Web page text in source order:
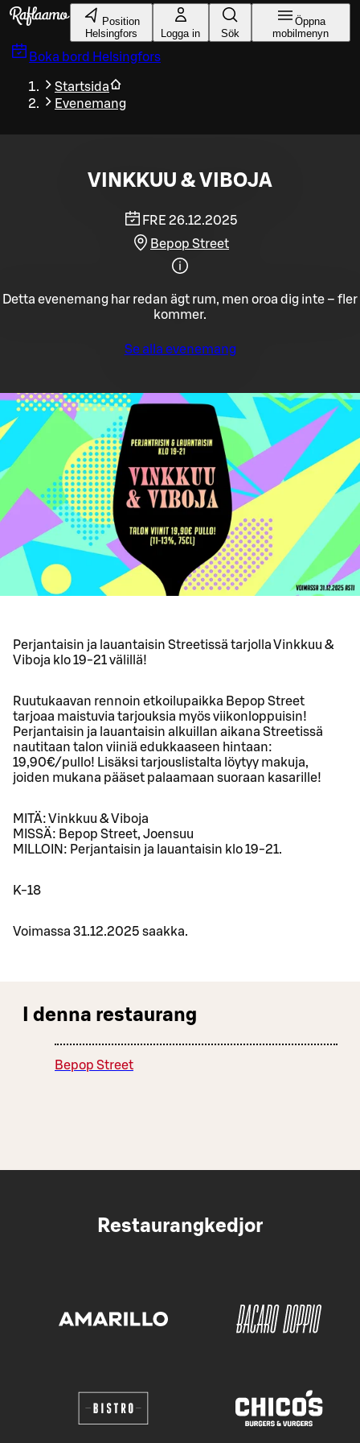
Gå till huvudinnehållet
Position
Helsingfors
Logga in Sök
Öppna
mobilmenyn
Boka bord Helsingfors
Startsida
Evenemang
VINKKUU & VIBOJA
FRE 26.12.2025
Bepop Street
Detta evenemang har redan ägt rum, men oroa dig inte – fler
kommer.
Se alla evenemang
Perjantaisin ja lauantaisin Streetissä tarjolla Vinkkuu &
Viboja klo 19-21 välillä!
Ruutukaavan rennoin etkoilupaikka Bepop Street
tarjoaa maistuvia tarjouksia myös viikonloppuisin!
Perjantaisin ja lauantaisin alkuillan aikana Streetissä
nautitaan talon viiniä edukkaaseen hintaan:
19,90€/pullo! Lisäksi tarjouslistalta löytyy makuja,
joiden mukana pääset palaamaan suoraan kasarille!
MITÄ: Vinkkuu & Viboja
MISSÄ: Bepop Street, Joensuu
MILLOIN: Perjantaisin ja lauantaisin klo 19-21.
K-18
Voimassa 31.12.2025 saakka.
I denna restaurang
Bepop Street
Restaurangkedjor